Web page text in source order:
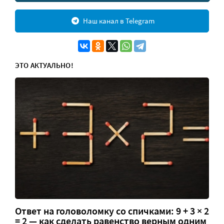
Наш канал в Telegram
ЭТО АКТУАЛЬНО!
Ответ на головоломку со спичками: 9 + 3 × 2
= 2 — как сделать равенство верным одним